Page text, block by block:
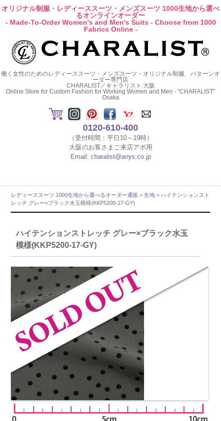
オリジナル制服・レディーススーツ・メンズスーツ 1000生地から選べ
るオンラインオーダー
- Made-To-Order Women's and Men's Suits - Choose from 1000
Fabrics Online -
働く女性のためのレディーススーツ・メンズスーツ・オリジナル制服、パターンオ
ーダー専門店
CHARALIST／キャラリスト 大阪
Online Store for Custom Fashion for Working Women and Men - "CHARALIST"
Osaka
0120-610-400
（受付時間：平日10～19時）
大阪のお客さまご来店アポ用
Email: charalist@anys.co.jp
レディーススーツ 1000生地から選べるオーダー通販 >生地 > ハイテンションスト
レッチ グレー×ブラック水玉模様(KKP5200-17-GY)
ハイテンションストレッチ グレー×ブラック水玉
模様(KKP5200-17-GY)